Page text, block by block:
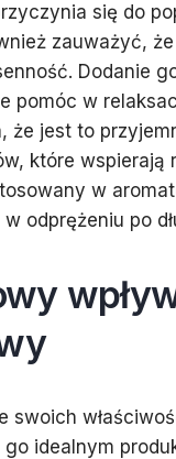
się do
zauważyć,
Dodanie
pomóc w
że jest to
które wspierają
w
odprężeniu po
swoich
idealnym